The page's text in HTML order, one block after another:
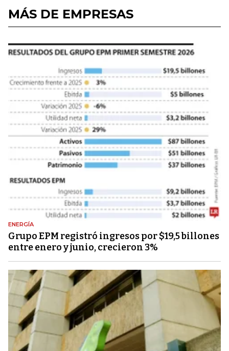
MÁS DE EMPRESAS
ENERGÍA
Grupo EPM registró ingresos por $19,5 billones
entre enero y junio, crecieron 3%